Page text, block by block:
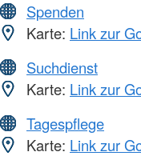
Spenden
Karte: Link zur
Suchdienst
Karte: Link zur
Tagespflege
Karte: Link zur